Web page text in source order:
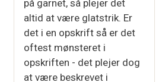
på garnet, så plejer det
altid at være glatstrik. Er
det i en opskrift så er det
oftest mønsteret i
opskriften - det plejer dog
at være beskrevet i